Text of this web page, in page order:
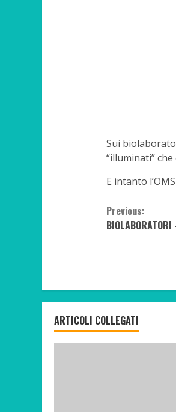
Sui
“illuminati”
E intanto
Continue
Reading
Previous:
ARTICOLI COLLEGATI